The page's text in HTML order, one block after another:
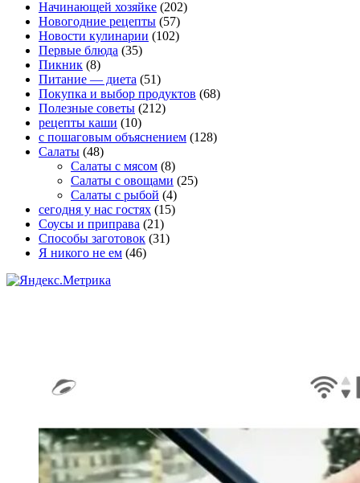
Начинающей хозяйке (202)
Новогодние рецепты (57)
Новости кулинарии (102)
Первые блюда (35)
Пикник (8)
Питание — диета (51)
Покупка и выбор продуктов (68)
Полезные советы (212)
рецепты каши (10)
с пошаговым объяснением (128)
Салаты (48)
Салаты с мясом (8)
Салаты с овощами (25)
Салаты с рыбой (4)
сегодня у нас гостях (15)
Соусы и приправа (21)
Способы заготовок (31)
Я никого не ем (46)